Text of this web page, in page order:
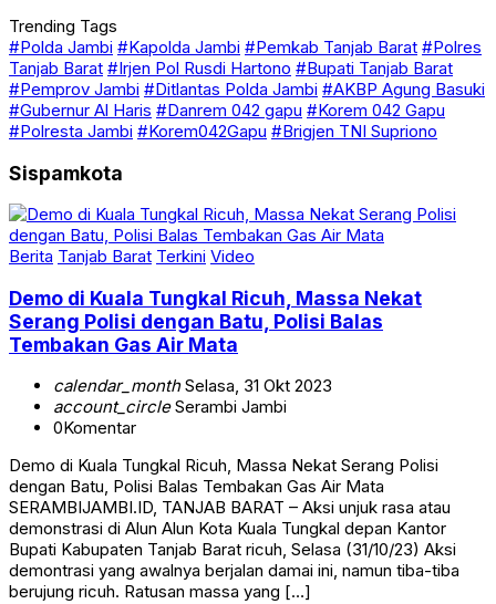
Trending Tags
#Polda Jambi #Kapolda Jambi #Pemkab Tanjab Barat #Polres
Tanjab Barat #Irjen Pol Rusdi Hartono #Bupati Tanjab Barat
#Pemprov Jambi #Ditlantas Polda Jambi #AKBP Agung Basuki
#Gubernur Al Haris #Danrem 042 gapu #Korem 042 Gapu
#Polresta Jambi #Korem042Gapu #Brigjen TNI Supriono
Sispamkota
Berita Tanjab Barat Terkini Video
Demo di Kuala Tungkal Ricuh, Massa Nekat
Serang Polisi dengan Batu, Polisi Balas
Tembakan Gas Air Mata
calendar_monthSelasa, 31 Okt 2023
account_circleSerambi Jambi
0Komentar
Demo di Kuala Tungkal Ricuh, Massa Nekat Serang Polisi
dengan Batu, Polisi Balas Tembakan Gas Air Mata
SERAMBIJAMBI.ID, TANJAB BARAT – Aksi unjuk rasa atau
demonstrasi di Alun Alun Kota Kuala Tungkal depan Kantor
Bupati Kabupaten Tanjab Barat ricuh, Selasa (31/10/23) Aksi
demontrasi yang awalnya berjalan damai ini, namun tiba-tiba
berujung ricuh. Ratusan massa yang […]